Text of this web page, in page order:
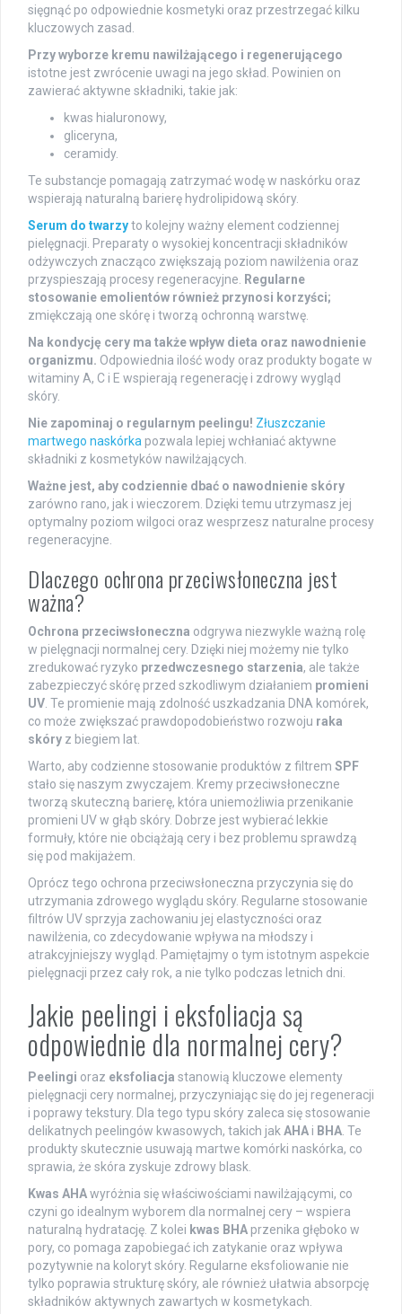
sięgnąć po odpowiednie kosmetyki oraz przestrzegać kilku
kluczowych zasad.
Przy wyborze kremu nawilżającego i regenerującego
istotne jest zwrócenie uwagi na jego skład. Powinien on
zawierać aktywne składniki, takie jak:
kwas hialuronowy,
gliceryna,
ceramidy.
Te substancje pomagają zatrzymać wodę w naskórku oraz
wspierają naturalną barierę hydrolipidową skóry.
Serum do twarzyto kolejny ważny element codziennej
pielęgnacji. Preparaty o wysokiej koncentracji składników
odżywczych znacząco zwiększają poziom nawilżenia oraz
przyspieszają procesy regeneracyjne. Regularne
stosowanie emolientów również przynosi korzyści;
zmiękczają one skórę i tworzą ochronną warstwę.
Na kondycję cery ma także wpływ dieta oraz nawodnienie
organizmu. Odpowiednia ilość wody oraz produkty bogate w
witaminy A, C i E wspierają regenerację i zdrowy wygląd
skóry.
Nie zapominaj o regularnym peelingu! Złuszczanie
martwego naskórka pozwala lepiej wchłaniać aktywne
składniki z kosmetyków nawilżających.
Ważne jest, aby codziennie dbać o nawodnienie skóry
zarówno rano, jak i wieczorem. Dzięki temu utrzymasz jej
optymalny poziom wilgoci oraz wesprzesz naturalne procesy
regeneracyjne.
Dlaczego ochrona przeciwsłoneczna jest
ważna?
Ochrona przeciwsłoneczna odgrywa niezwykle ważną rolę
w pielęgnacji normalnej cery. Dzięki niej możemy nie tylko
zredukować ryzyko przedwczesnego starzenia, ale także
zabezpieczyć skórę przed szkodliwym działaniem promieni
UV. Te promienie mają zdolność uszkadzania DNA komórek,
co może zwiększać prawdopodobieństwo rozwoju raka
skóry z biegiem lat.
Warto, aby codzienne stosowanie produktów z filtrem SPF
stało się naszym zwyczajem. Kremy przeciwsłoneczne
tworzą skuteczną barierę, która uniemożliwia przenikanie
promieni UV w głąb skóry. Dobrze jest wybierać lekkie
formuły, które nie obciążają cery i bez problemu sprawdzą
się pod makijażem.
Oprócz tego ochrona przeciwsłoneczna przyczynia się do
utrzymania zdrowego wyglądu skóry. Regularne stosowanie
filtrów UV sprzyja zachowaniu jej elastyczności oraz
nawilżenia, co zdecydowanie wpływa na młodszy i
atrakcyjniejszy wygląd. Pamiętajmy o tym istotnym aspekcie
pielęgnacji przez cały rok, a nie tylko podczas letnich dni.
Jakie peelingi i eksfoliacja są
odpowiednie dla normalnej cery?
Peelingi oraz eksfoliacja stanowią kluczowe elementy
pielęgnacji cery normalnej, przyczyniając się do jej regeneracji
i poprawy tekstury. Dla tego typu skóry zaleca się stosowanie
delikatnych peelingów kwasowych, takich jakAHA i BHA. Te
produkty skutecznie usuwają martwe komórki naskórka, co
sprawia, że skóra zyskuje zdrowy blask.
Kwas AHAwyróżnia się właściwościami nawilżającymi, co
czyni go idealnym wyborem dla normalnej cery – wspiera
naturalną hydratację. Z kolei kwas BHA przenika głęboko w
pory, co pomaga zapobiegać ich zatykanie oraz wpływa
pozytywnie na koloryt skóry. Regularne eksfoliowanie nie
tylko poprawia strukturę skóry, ale również ułatwia absorpcję
składników aktywnych zawartych w kosmetykach.